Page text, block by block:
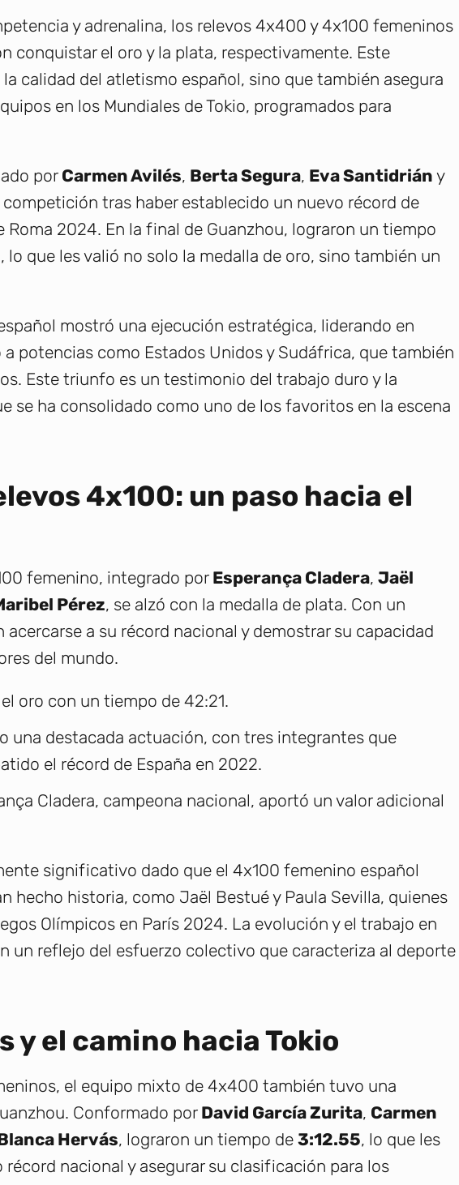
y adrenalina, los relevos 4x400 y 4x100 femeninos
conquistar el oro y la plata, respectivamente. Este
calidad del atletismo español, sino que también asegura
en los Mundiales de Tokio, programados para
por Carmen Avilés, Berta Segura, Eva Santidrián y
competición tras haber establecido un nuevo récord de
Roma 2024. En la final de Guanzhou, lograron un tiempo
, lo que les valió no solo la medalla de oro, sino también un
mostró una ejecución estratégica, liderando en
potencias como Estados Unidos y Sudáfrica, que también
Este triunfo es un testimonio del trabajo duro y la
se ha consolidado como uno de los favoritos en la escena
4x100: un paso hacia el
femenino, integrado por Esperança Cladera, Jaël
Pérez, se alzó con la medalla de plata. Con un
acercarse a su récord nacional y demostrar su capacidad
del mundo.
oro con un tiempo de 42:21.
una destacada actuación, con tres integrantes que
el récord de España en 2022.
Cladera, campeona nacional, aportó un valor adicional
significativo dado que el 4x100 femenino español
hecho historia, como Jaël Bestué y Paula Sevilla, quienes
Olímpicos en París 2024. La evolución y el trabajo en
un reflejo del esfuerzo colectivo que caracteriza al deporte
y el camino hacia Tokio
el equipo mixto de 4x400 también tuvo una
Conformado porDavid García Zurita, Carmen
Hervás, lograron un tiempo de 3:12.55, lo que les
nacional y asegurar su clasificación para los